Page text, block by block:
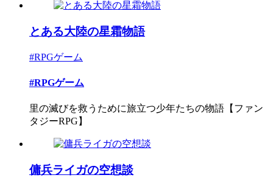
とある大陸の星霜物語
#RPGゲーム
#RPGゲーム
里の滅びを救うために旅立つ少年たちの物語【ファン
タジーRPG】
傭兵ライガの空想談